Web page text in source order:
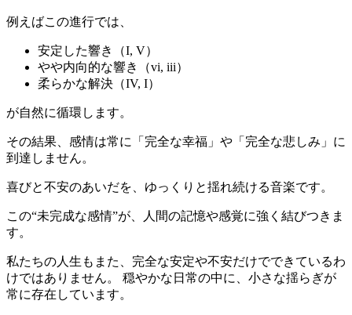
例えばこの進行では、
安定した響き（I, V）
やや内向的な響き（vi, iii）
柔らかな解決（IV, I）
が自然に循環します。
その結果、感情は常に「完全な幸福」や「完全な悲しみ」に
到達しません。
喜びと不安のあいだを、ゆっくりと揺れ続ける音楽です。
この“未完成な感情”が、人間の記憶や感覚に強く結びつきま
す。
私たちの人生もまた、完全な安定や不安だけでできているわ
けではありません。 穏やかな日常の中に、小さな揺らぎが
常に存在しています。